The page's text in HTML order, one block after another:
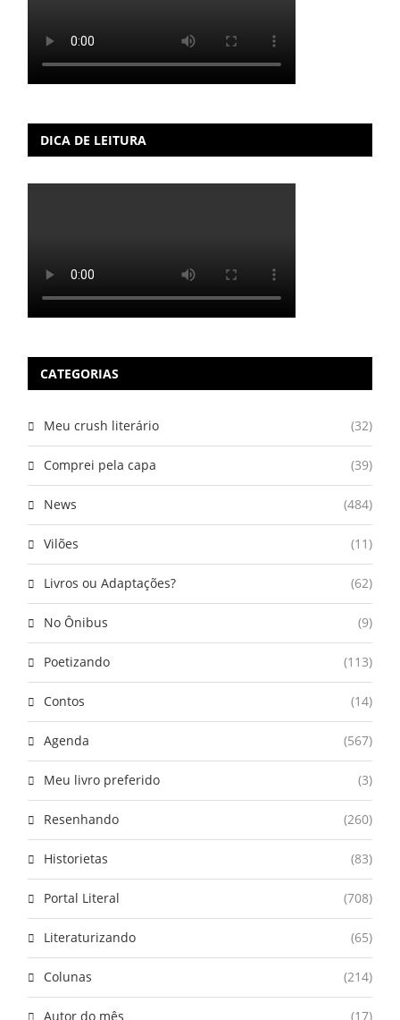
DICA DE LEITURA
CATEGORIAS
Meu crush literário (32)
Comprei pela capa (39)
News (484)
Vilões (11)
Livros ou Adaptações? (62)
No Ônibus (9)
Poetizando (113)
Contos (14)
Agenda (567)
Meu livro preferido (3)
Resenhando (260)
Historietas (83)
Portal Literal (708)
Literaturizando (65)
Colunas (214)
Autor do mês (17)